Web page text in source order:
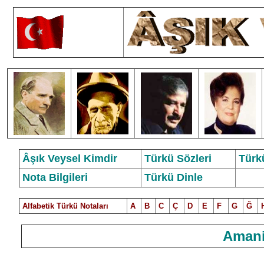
Âşık Veysel Kimdir Türkü Sözleri
Nota Bilgileri
Türkü Dinle
Alfabetik Türkü Notaları A B C Ç D E F G Ğ